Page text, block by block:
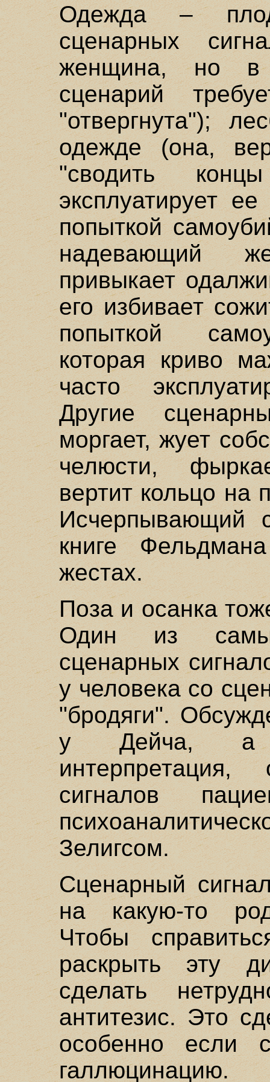
Одежда –
сценарных
женщина, но в
сценарий
"отвергнута");
одежде (она,
"сводить
эксплуатирует
попыткой
надевающий
привыкает
его избивает
попыткой
которая криво
часто
Другие
моргает, жует
челюсти,
вертит кольцо на
Исчерпывающий
книге
жестах.
Поза и осанка
Один из самых
сценарных
у человека со
"бродяги".
у Дейча, а
интерпретация,
сигналов
Зелигсом.
Сценарный
на какую-то
Чтобы
раскрыть эту
сделать
антитезис. Это
особенно если
галлюцинацию.